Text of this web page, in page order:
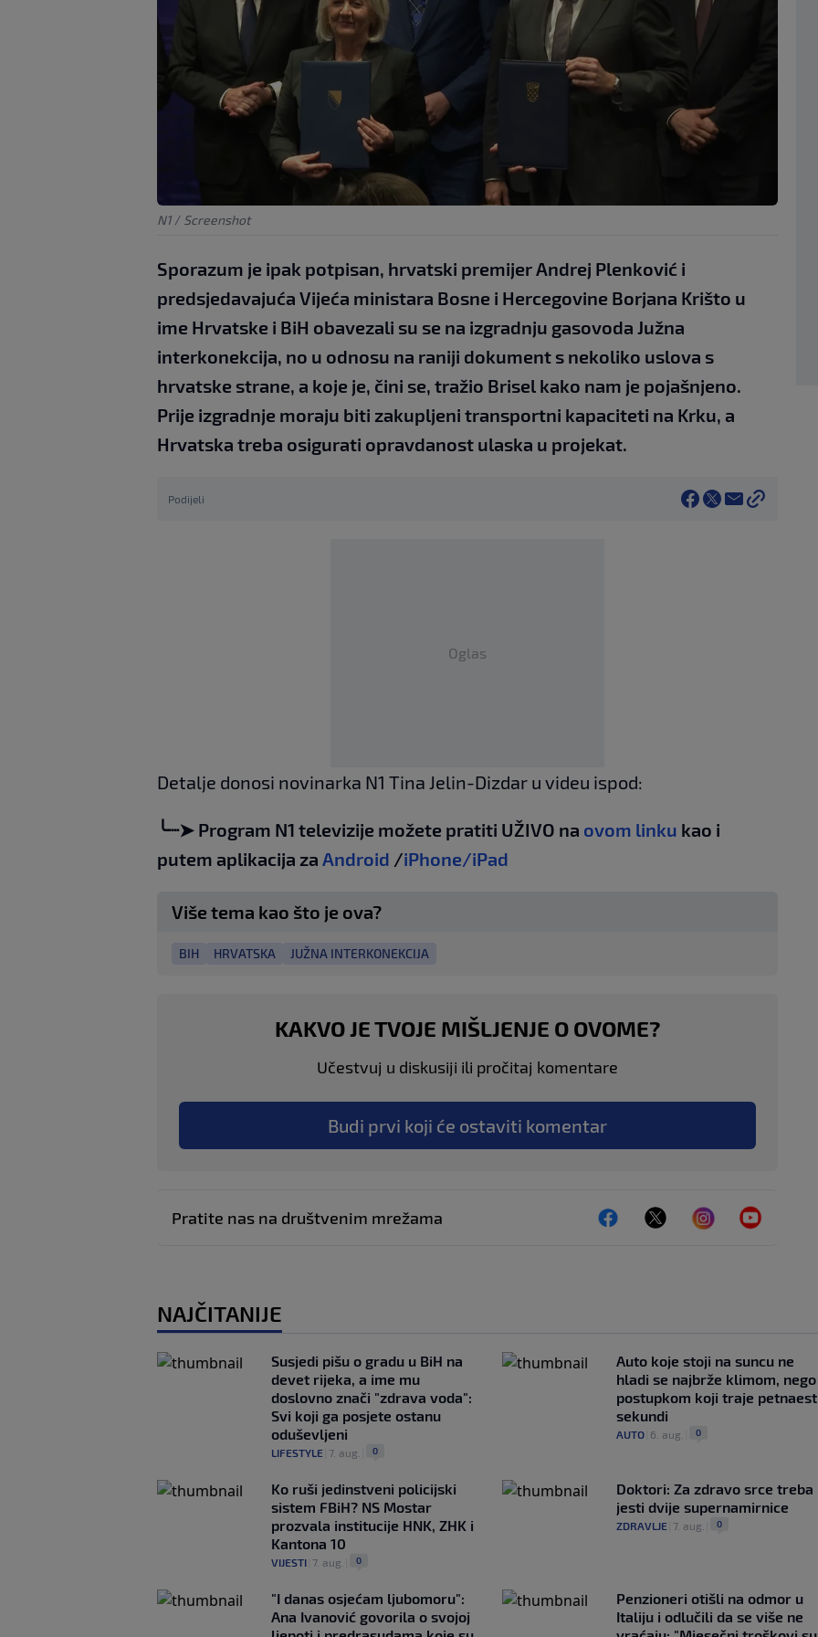
N1 / Screenshot
Sporazum je ipak potpisan, hrvatski premijer Andrej Plenković i
predsjedavajuća Vijeća ministara Bosne i Hercegovine Borjana Krišto u
ime Hrvatske i BiH obavezali su se na izgradnju gasovoda Južna
interkonekcija, no u odnosu na raniji dokument s nekoliko uslova s
hrvatske strane, a koje je, čini se, tražio Brisel kako nam je pojašnjeno.
Prije izgradnje moraju biti zakupljeni transportni kapaciteti na Krku, a
Hrvatska treba osigurati opravdanost ulaska u projekat.
Podijeli
Oglas
Detalje donosi novinarka N1 Tina Jelin-Dizdar u videu ispod:
╰┈➤ Program N1 televizije možete pratiti UŽIVO na ovom linku kao i
putem aplikacija za Android /iPhone/iPad
Više tema kao što je ova?
BIH HRVATSKA JUŽNA INTERKONEKCIJA
KAKVO JE TVOJE MIŠLJENJE O OVOME?
Učestvuj u diskusiji ili pročitaj komentare
Budi prvi koji će ostaviti komentar
Pratite nas na društvenim mrežama
NAJČITANIJE
Susjedi pišu o gradu u BiH na
devet rijeka, a ime mu
doslovno znači "zdrava voda":
Svi koji ga posjete ostanu
oduševljeni
LIFESTYLE 7. aug. 0
Auto koje stoji na suncu ne
hladi se najbrže klimom, nego
postupkom koji traje petnaest
sekundi
AUTO| 6. aug. 0
Ko ruši jedinstveni policijski
sistem FBiH? NS Mostar
prozvala institucije HNK, ZHK i
Kantona 10
VIJESTI 7. aug. 0
Doktori: Za zdravo srce treba
jesti dvije supernamirnice
ZDRAVLJE| 7. aug. 0
"I danas osjećam ljubomoru":
Ana Ivanović govorila o svojoj
Penzioneri otišli na odmor u
Italiju i odlučili da se više ne